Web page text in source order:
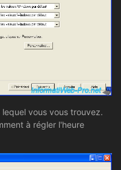
vous vous trouvez.
à régler l'heure